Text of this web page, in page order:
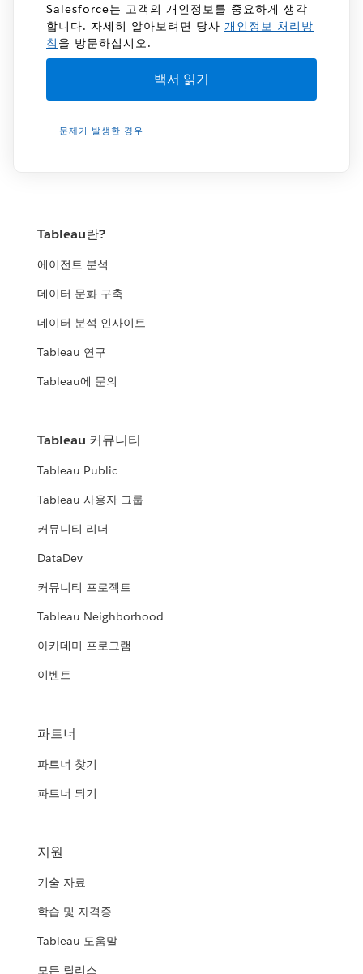
Salesforce는 고객의 개인정보를 중요하게 생각
합니다. 자세히 알아보려면 당사 개인정보 처리방
침 을 방문하십시오.
문제가 발생한 경우
Tableau란?
에이전트 분석
데이터 문화 구축
데이터 분석 인사이트
Tableau 연구
Tableau에 문의
Tableau 커뮤니티
Tableau Public
Tableau 사용자 그룹
커뮤니티 리더
DataDev
커뮤니티 프로젝트
Tableau Neighborhood
아카데미 프로그램
이벤트
파트너
파트너 찾기
파트너 되기
지원
기술 자료
학습 및 자격증
Tableau 도움말
모든 릴리스